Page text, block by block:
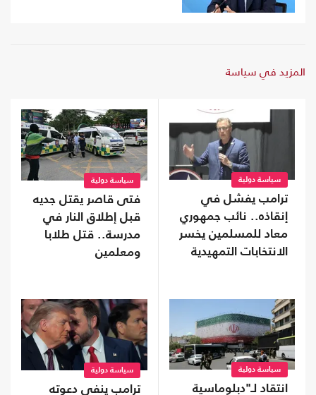
المزيد في سياسة
سياسة دولية
ترامب يفشل في
إنقاذه.. نائب جمهوري
معاد للمسلمين يخسر
الانتخابات التمهيدية
سياسة دولية
فتى قاصر يقتل جديه
قبل إطلاق النار في
مدرسة.. قتل طلابا
ومعلمين
سياسة دولية
انتقاد لـ"دبلوماسية
سياسة دولية
ترامب ينفي دعوته